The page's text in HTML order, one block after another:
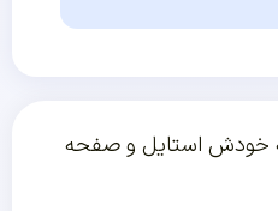
خودش استایل و صفحه